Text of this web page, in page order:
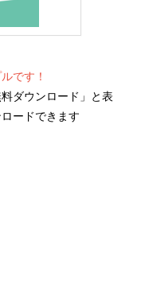
です！
ダウンロード」と表
ードできます